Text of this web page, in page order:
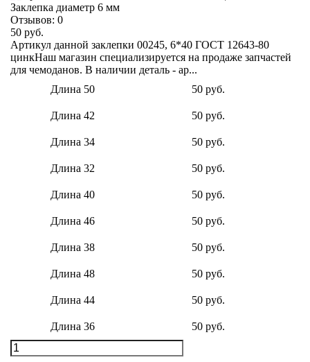
Заклепка диаметр 6 мм
Отзывов: 0
50 руб.
Артикул данной заклепки 00245, 6*40 ГОСТ 12643-80
цинкНаш магазин специализируется на продаже запчастей
для чемоданов. В наличии деталь - ар...
Длина 50
50 руб.
Длина 42 50 руб.
Длина 34 50 руб.
Длина 32 50 руб.
Длина 40 50 руб.
Длина 46 50 руб.
Длина 38 50 руб.
Длина 48 50 руб.
Длина 44 50 руб.
Длина 36 50 руб.